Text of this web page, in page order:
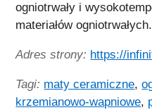
ogniotrwały i
materiałów
Adres strony: https://
Tagi: maty ceramiczne,
krzemianowo-wapniowe,